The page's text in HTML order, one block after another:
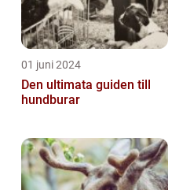
01 juni 2024
Den ultimata guiden till
hundburar